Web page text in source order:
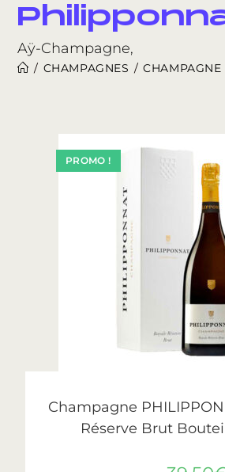
Aÿ-Champagne,
/ CHAMPAGNES /
PROMO !
Champagne
Réserve Brut